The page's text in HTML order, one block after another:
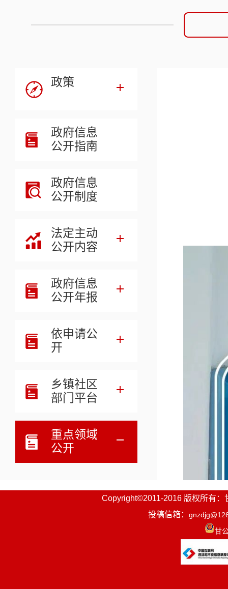
政策
政府信息
公开指南
政府信息
公开制度
法定主动
公开内容
政府信息
公开年报
依申请公
开
乡镇社区
部门平台
重点领域
公开
Copyright©2011-2016 版权所有：
投稿信箱：
甘